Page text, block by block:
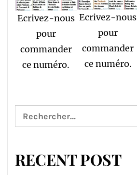
Ecrivez-nous
pour
commander
ce numéro.
Ecrivez-nous
pour
commander
ce numéro.
Rechercher :
RECENT POST